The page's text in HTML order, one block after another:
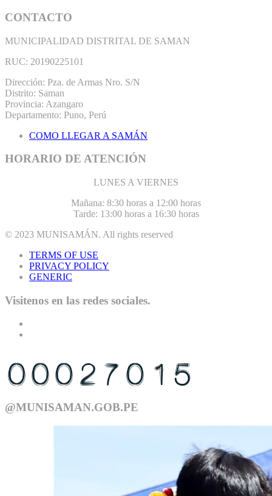
CONTACTO
MUNICIPALIDAD DISTRITAL DE SAMAN
RUC: 20190225101
Dirección: Pza. de Armas Nro. S/N
Distrito: Saman
Provincia: Azangaro
Departamento: Puno, Perú
COMO LLEGAR A SAMÁN
HORARIO DE ATENCIÓN
LUNES A VIERNES
Mañana: 8:30 horas a 12:00 horas
Tarde: 13:00 horas a 16:30 horas
© 2023 MUNISAMÁN. All rights reserved
TERMS OF USE
PRIVACY POLICY
GENERIC
Visitenos en las redes sociales.
@MUNISAMAN.GOB.PE